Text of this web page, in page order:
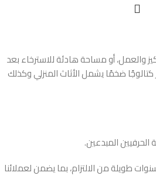
والعمل، أو مساحة هادئة للاسترخاء بعد
ضخمًا يشمل الأثاث المنزلي وكذلك
المبدعين.
طويلة من الالتزام، بما يضمن لعملائنا